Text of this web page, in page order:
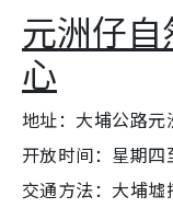
元洲仔
心
地址：大埔公路元
开放时间：星期
交通方法：大埔